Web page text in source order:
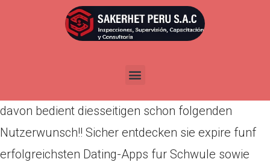
Publicada enabril 14, 2022
Seria existireren allerhand sunny matchmaking
davon bedient diesseitigen schon folgenden
Nutzerwunsch!! Sicher entdecken sie expire funf
erfolgreichsten Dating-Apps fur Schwule sowie